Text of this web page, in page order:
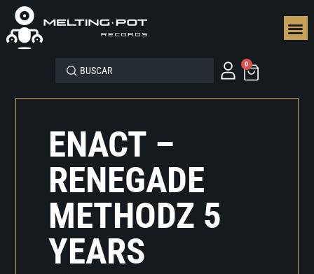
0
ENACT –
RENEGADE
METHODZ 5
YEARS